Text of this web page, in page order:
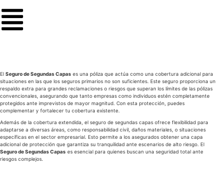
El Seguro de Segundas Capas es una póliza que actúa como una cobertura adicional para
situaciones en las que los seguros primarios no son suficientes. Este seguro proporciona un
respaldo extra para grandes reclamaciones o riesgos que superan los límites de las pólizas
convencionales, asegurando que tanto empresas como individuos estén completamente
protegidos ante imprevistos de mayor magnitud. Con esta protección, puedes
complementar y fortalecer tu cobertura existente.
Además de la cobertura extendida, el seguro de segundas capas ofrece flexibilidad para
adaptarse a diversas áreas, como responsabilidad civil, daños materiales, o situaciones
específicas en el sector empresarial. Esto permite a los asegurados obtener una capa
adicional de protección que garantiza su tranquilidad ante escenarios de alto riesgo. El
Seguro de Segundas Capas es esencial para quienes buscan una seguridad total ante
riesgos complejos.